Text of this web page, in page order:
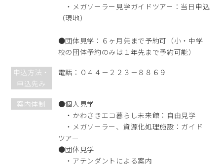
・メガソーラー見学ガイドツアー：当日申込
（現地）
●団体見学：６ヶ月先まで予約可（小・中学
校の団体予約のみは１年先まで予約可能）
申込方法・
申込先み
電話：０４４－２２３－８８６９
案内体制
●個人見学
・かわさきエコ暮らし未来館：自由見学
・メガソーラー、資源化処理施設：ガイド
ツアー
●団体見学
・アテンダントによる案内